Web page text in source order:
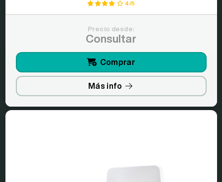
4/5
Precio desde:
Consultar
Comprar
Más info